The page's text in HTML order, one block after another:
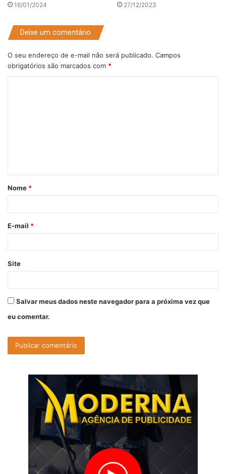
16/01/2024 27/12/2023
Deixe um comentário
O seu endereço de e-mail não será publicado. Campos
obrigatórios são marcados com *
á
r
*
Nome *
E-mail *
Site
Salvar meus dados neste navegador para a próxima vez que
eu comentar.